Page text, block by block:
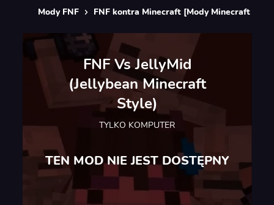
Mody FNF FNF kontra Minecraft [Mody Minecraft FNF]
FNF Vs JellyMid
(Jellybean Minecraft
Style)
TYLKO KOMPUTER
TEN MOD NIE JEST DOSTĘPNY